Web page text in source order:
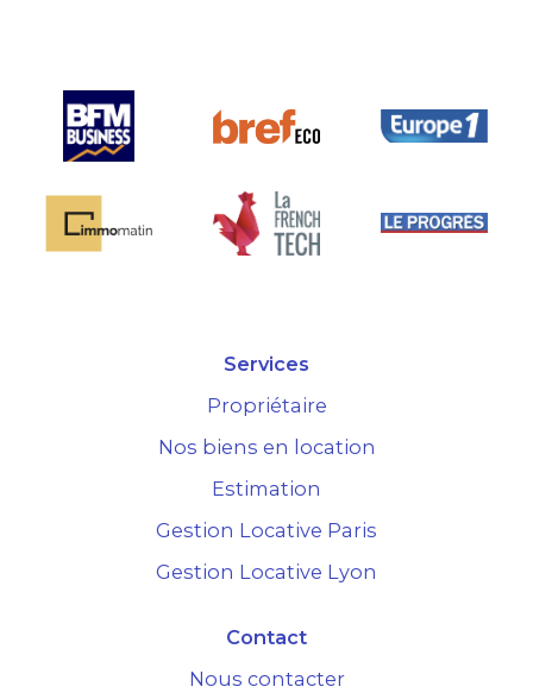
Services
Propriétaire
Nos biens en location
Estimation
Gestion Locative Paris
Gestion Locative Lyon
Contact
Nous contacter